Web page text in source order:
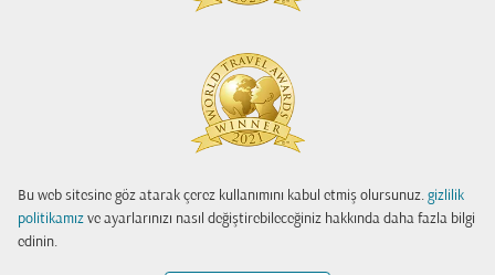
Bu web sitesine göz atarak çerez kullanımını kabul etmiş olursunuz. gizlilik
politikamız ve ayarlarınızı nasıl değiştirebileceğiniz hakkında daha fazla bilgi
edinin.